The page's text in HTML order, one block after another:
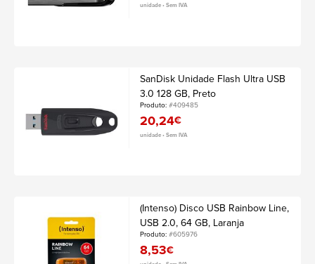
unidade • Sem IVA
SanDisk Unidade Flash Ultra USB
3.0 128 GB, Preto
Produto:#409485
20,24€
unidade • Sem IVA
(Intenso) Disco USB Rainbow Line,
USB 2.0, 64 GB, Laranja
Produto:#605976
8,53€